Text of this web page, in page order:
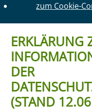
zum Cookie-
ERKLÄRUNG
DER
(STAND